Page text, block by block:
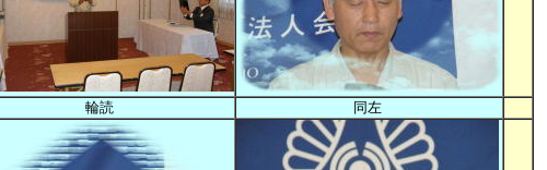
輪読 同左